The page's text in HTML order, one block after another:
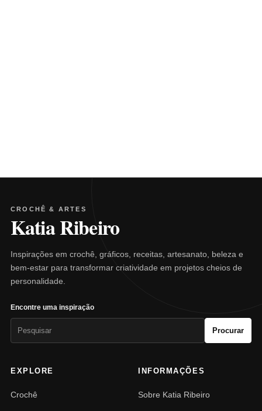
CROCHÊ & ARTES
Katia Ribeiro
Inspirações em crochê, gráficos, receitas, artesanato, beleza e
bem-estar para transformar criatividade em projetos cheios de
personalidade.
Encontre uma inspiração
Procurar
EXPLORE
Crochê
INFORMAÇÕES
Sobre Katia Ribeiro